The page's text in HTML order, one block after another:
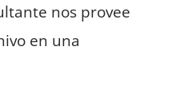
nos provee
en una